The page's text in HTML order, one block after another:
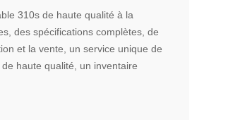
310s de haute qualité à la
des spécifications complètes, de
et la vente, un service unique de
haute qualité, un inventaire